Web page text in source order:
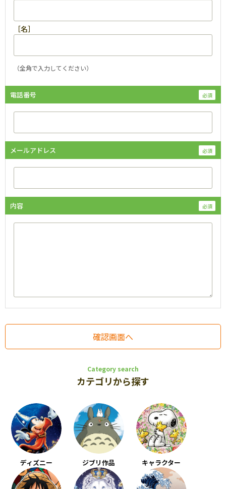
［名］
（全角で入力してください）
電話番号
メールアドレス
内容
Category search
カテゴリから探す
ディズニー ジブリ作品 キャラクター